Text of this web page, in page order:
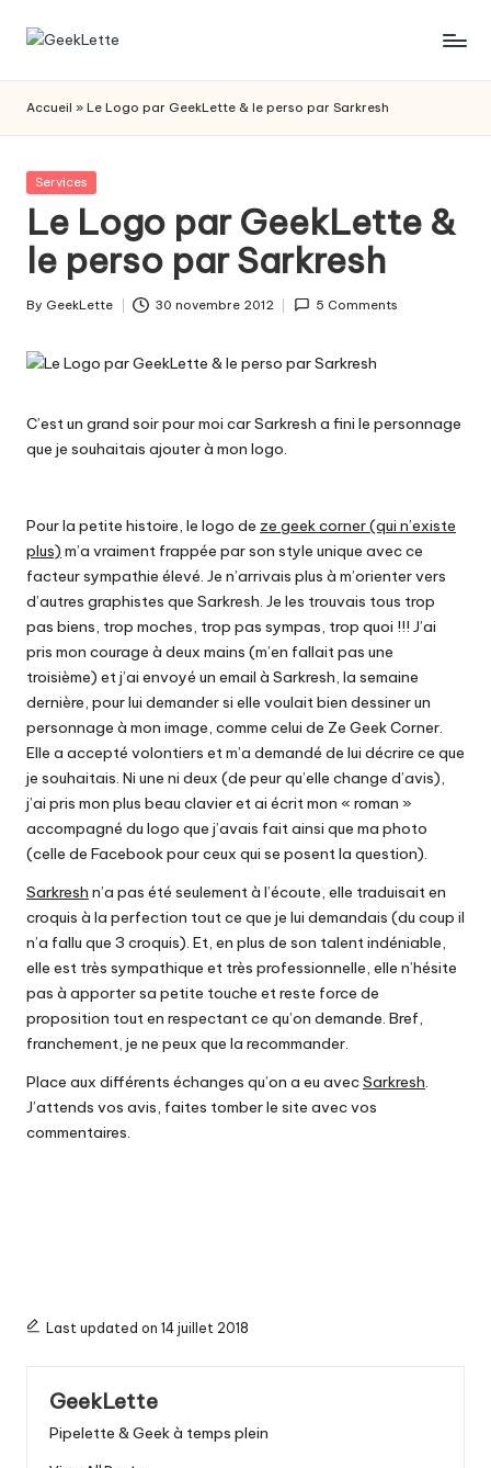
Skip
G
e
e
k
L
e
t
t
e
les
de
société
Accueil » Le Logo par GeekLette & le perso par Sarkresh
Posted
Services
Le Logo par GeekLette &
le perso par Sarkresh
Posted
By GeekLette 30 novembre 2012 5 Comments
C’est un grand soir pour moi carSarkresh a fini le personnage
que je souhaitais ajouter à mon logo.
Pour la petite histoire, le logo de ze geek corner (qui n’existe
plus) m’a vraiment frappée par son style unique avec ce
facteur sympathie élevé. Je n’arrivais plus à m’orienter vers
d’autres graphistes que Sarkresh. Je les trouvais tous trop
pas biens, trop moches, trop pas sympas, trop quoi !!! J’ai
pris mon courage à deux mains (m’en fallait pas une
troisième) et j’ai envoyé un email à Sarkresh, la semaine
dernière, pour lui demander si elle voulait bien dessiner un
personnage à mon image, comme celui de Ze Geek Corner.
Elle a accepté volontiers et m’a demandé de lui décrire ce que
je souhaitais. Ni une ni deux (de peur qu’elle change d’avis),
j’ai pris mon plus beau clavier et ai écrit mon « roman »
accompagné du logo que j’avais fait ainsi que ma photo
(celle de Facebook pour ceux qui se posent la question).
Sarkresh n’a pas été seulement à l’écoute, elle traduisait en
croquis à la perfection tout ce que je lui demandais (du coup il
n’a fallu que 3 croquis). Et, en plus de son talent indéniable,
elle est très sympathique et très professionnelle, elle n’hésite
pas à apporter sa petite touche et reste force de
proposition tout en respectant ce qu’on demande. Bref,
franchement, je ne peux que la recommander.
Place aux différents échanges qu’on a eu avecSarkresh.
J’attends vos avis, faites tomber le site avec vos
commentaires.
Last updated on 14 juillet 2018
GeekLette
Pipelette & Geek à temps plein